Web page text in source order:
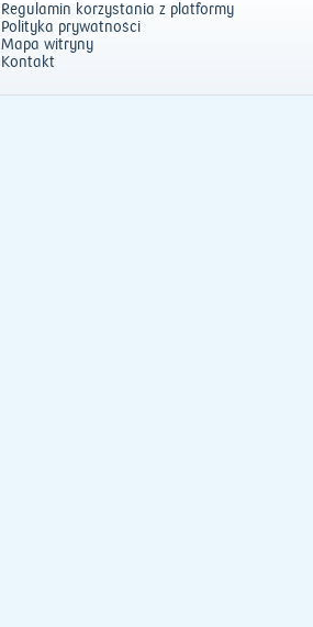
Regulamin korzystania z platformy
Polityka prywatności
Mapa witryny
Kontakt